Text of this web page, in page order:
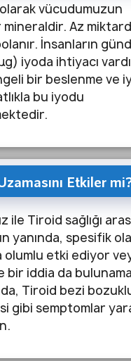
vücudumuzun
mineraldir. Az
İnsanların
iyoda ihtiyacı
bir beslenme ve
bu iyodu
Etkiler
ile Tiroid sağlığı
yanında, spesifik
olumlu etki ediyor
bir iddia da
Tiroid bezi
gibi semptomlar